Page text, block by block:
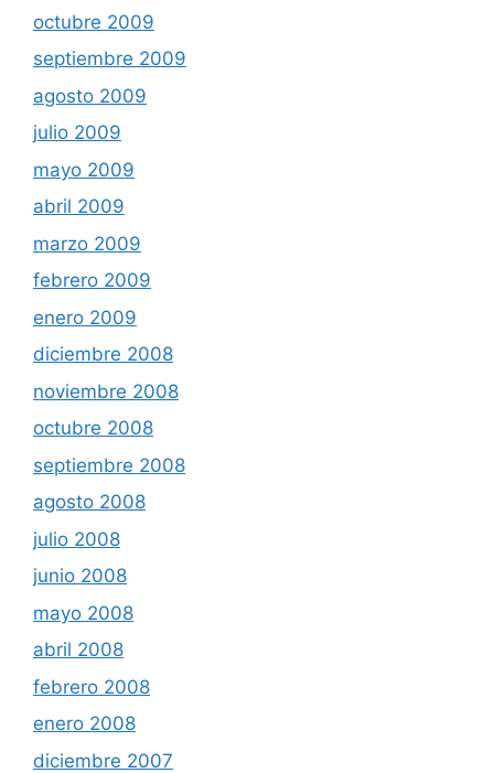
octubre 2009
septiembre 2009
agosto 2009
julio 2009
mayo 2009
abril 2009
marzo 2009
febrero 2009
enero 2009
diciembre 2008
noviembre 2008
octubre 2008
septiembre 2008
agosto 2008
julio 2008
junio 2008
mayo 2008
abril 2008
febrero 2008
enero 2008
diciembre 2007